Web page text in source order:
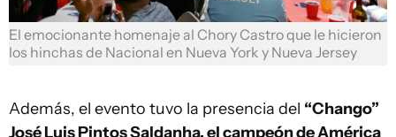
El emocionante homenaje al Chory Castro que le hicieron
los hinchas de Nacional en Nueva York y Nueva Jersey
Además, el evento tuvo la presencia del “Chango”
José Luis Pintos Saldanha, el campeón de América